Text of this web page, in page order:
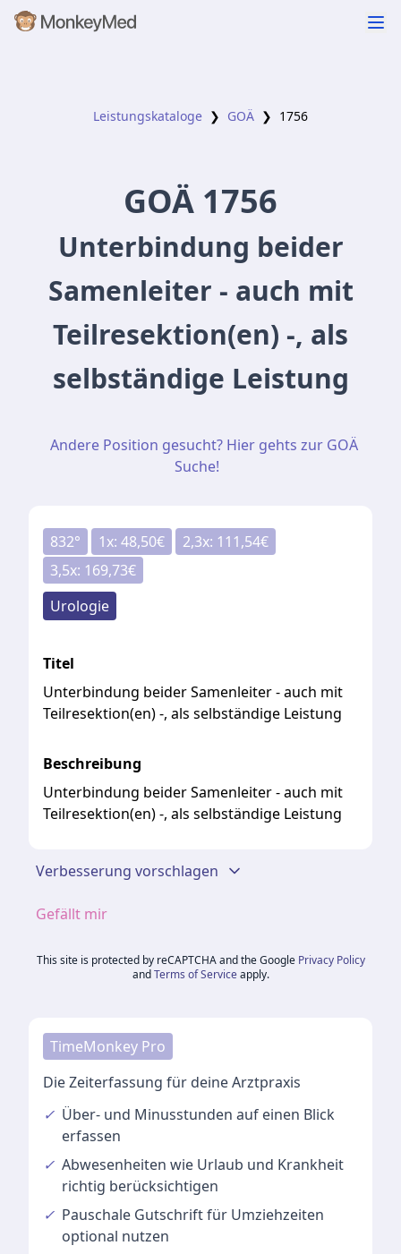
Leistungskataloge ❯ GOÄ ❯ 1756
GOÄ 1756
Unterbindung beider
Samenleiter - auch mit
Teilresektion(en) -, als
selbständige Leistung
Andere Position gesucht? Hier gehts zur GOÄ
Suche!
832° 1x: 48,50€ 2,3x: 111,54€
3,5x: 169,73€
Urologie
Titel
Unterbindung beider Samenleiter - auch mit
Teilresektion(en) -, als selbständige Leistung
Beschreibung
Unterbindung beider Samenleiter - auch mit
Teilresektion(en) -, als selbständige Leistung
Verbesserung vorschlagen
Gefällt mir
This site is protected by reCAPTCHA and the Google Privacy Policy
and Terms of Service apply.
TimeMonkey Pro
Die Zeiterfassung für deine Arztpraxis
✓ Über- und Minusstunden auf einen Blick
erfassen
✓ Abwesenheiten wie Urlaub und Krankheit
richtig berücksichtigen
✓ Pauschale Gutschriftfür Umziehzeiten
optional nutzen